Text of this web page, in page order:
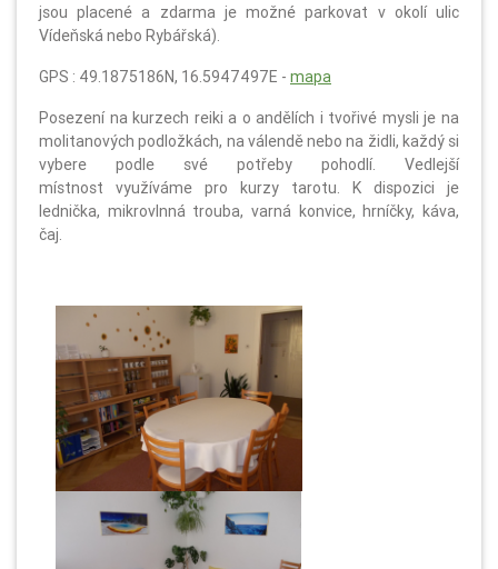
jsou placené a zdarma je možné parkovat v okolí ulic
Vídeňská nebo Rybářská).
GPS : 49.1875186N, 16.5947497E - mapa
Posezení na kurzech reiki a o andělích i tvořivé mysli je na
molitanových podložkách, na válendě nebo na židli, každý si
vybere podle své potřeby pohodlí. Vedlejší
místnost využíváme pro kurzy tarotu. K dispozici je
lednička, mikrovlnná trouba, varná konvice, hrníčky, káva,
čaj.